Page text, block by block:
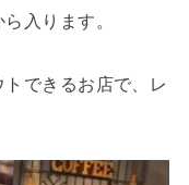
入ります。
できるお店で、レ